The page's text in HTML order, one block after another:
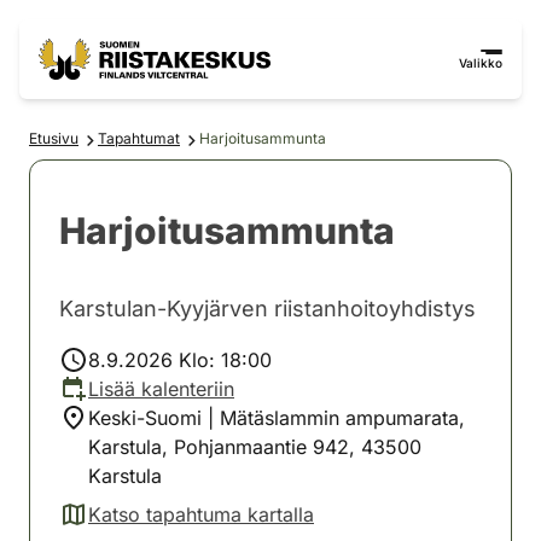
Valikko
Etusivu Tapahtumat Harjoitusammunta
Harjoitusammunta
Karstulan-Kyyjärven riistanhoitoyhdistys
8.9.2026 Klo: 18:00
Lisää kalenteriin
Keski-Suomi | Mätäslammin ampumarata,
Karstula, Pohjanmaantie 942, 43500
Karstula
Katso tapahtuma kartalla
(avautuu uuteen välilehteen)